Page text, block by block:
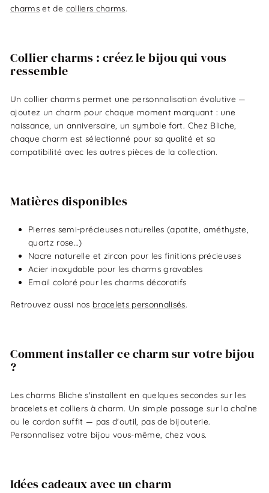
charms et de colliers charms.
Collier charms : créez le bijou qui vous
ressemble
Un collier charms permet une personnalisation évolutive —
ajoutez un charm pour chaque moment marquant : une
naissance, un anniversaire, un symbole fort. Chez Bliche,
chaque charm est sélectionné pour sa qualité et sa
compatibilité avec les autres pièces de la collection.
Matières disponibles
Pierres semi-précieuses naturelles (apatite, améthyste,
quartz rose…)
Nacre naturelle et zircon pour les finitions précieuses
Acier inoxydable pour les charms gravables
Email coloré pour les charms décoratifs
Retrouvez aussi nos bracelets personnalisés.
Comment installer ce charm sur votre bijou
?
Les charms Bliche s'installent en quelques secondes sur les
bracelets et colliers à charm. Un simple passage sur la chaîne
ou le cordon suffit — pas d'outil, pas de bijouterie.
Personnalisez votre bijou vous-même, chez vous.
Idées cadeaux avec un charm